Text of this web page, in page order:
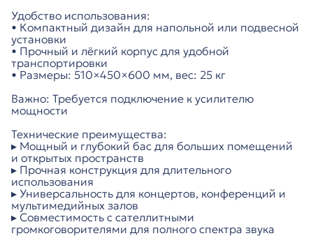
Удобство использования:
• Компактный дизайн для напольной или подвесной
установки
• Прочный и лёгкий корпус для удобной
транспортировки
• Размеры: 510×450×600 мм, вес: 25 кг
Важно: Требуется подключение к усилителю
мощности
Технические преимущества:
▸ Мощный и глубокий бас для больших помещений
и открытых пространств
▸ Прочная конструкция для длительного
использования
▸ Универсальность для концертов, конференций и
мультимедийных залов
▸ Совместимость с сателлитными
громкоговорителями для полного спектра звука